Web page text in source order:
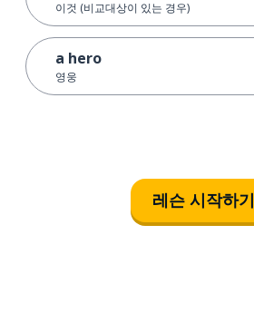
이것 (비교대상이 있는 경우)
a hero
영웅
레슨 시작하기